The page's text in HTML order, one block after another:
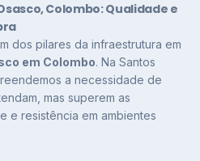
Colombo: Qualidade e
dos pilares da infraestrutura em
em Colombo. Na Santos
a necessidade de
mas superem as
e resistência em ambientes